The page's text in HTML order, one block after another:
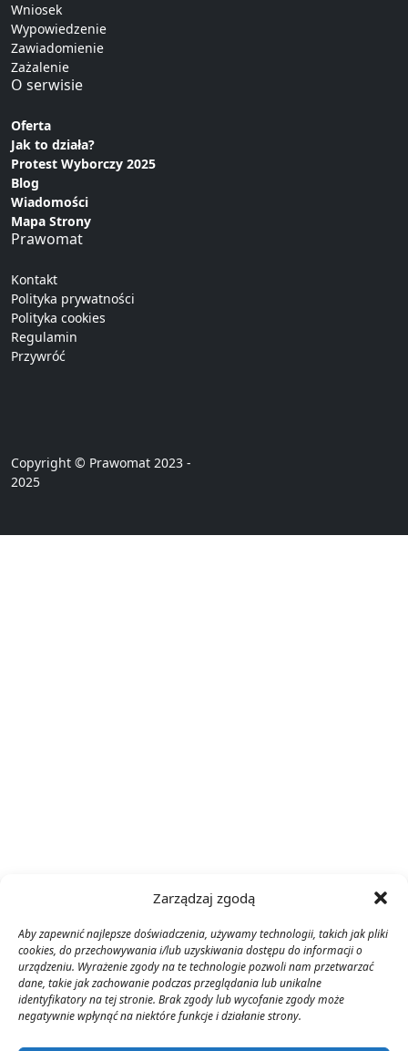
Zarządzaj zgodą
Aby zapewnić najlepsze doświadczenia, używamy technologii, takich jak pliki
cookies, do przechowywania i/lub uzyskiwania dostępu do informacji o
urządzeniu. Wyrażenie zgody na te technologie pozwoli nam przetwarzać
dane, takie jak zachowanie podczas przeglądania lub unikalne
identyfikatory na tej stronie. Brak zgody lub wycofanie zgody może
negatywnie wpłynąć na niektóre funkcje i działanie strony.
Wniosek
Wypowiedzenie
Zawiadomienie
Zażalenie
O serwisie
Oferta
Jak to działa?
Protest Wyborczy 2025
Blog
Wiadomości
Mapa Strony
Prawomat
Kontakt
Polityka prywatności
Polityka cookies
Regulamin
Przywróć
Copyright © Prawomat 2023 -
2025